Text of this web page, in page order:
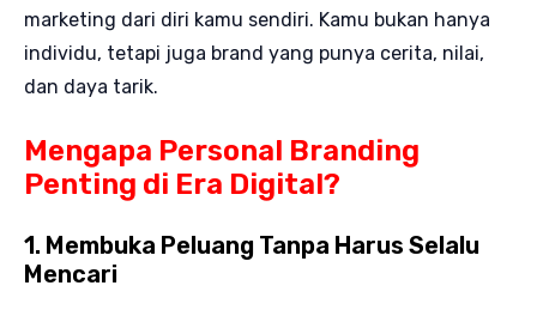
marketing dari diri kamu sendiri. Kamu bukan hanya
individu, tetapi juga brand yang punya cerita, nilai,
dan daya tarik.
Mengapa Personal Branding
Penting di Era Digital?
1. Membuka Peluang Tanpa Harus Selalu
Mencari